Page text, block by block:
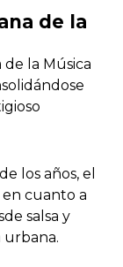
de la
de la Música
los años, el
cuanto a
salsa y